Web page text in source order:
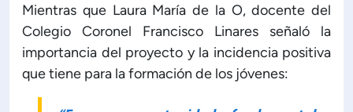
Mientras que Laura María de la O, docente del
Colegio Coronel Francisco Linares señaló la
importancia del proyecto y la incidencia positiva
que tiene para la formación de los jóvenes: